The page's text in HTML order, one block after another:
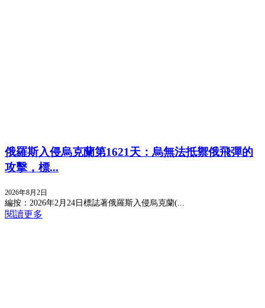
俄羅斯入侵烏克蘭第1621天：烏無法抵禦俄飛彈的
攻擊，標...
2026年8月2日
編按：2026年2月24日標誌著俄羅斯入侵烏克蘭(...
閱讀更多